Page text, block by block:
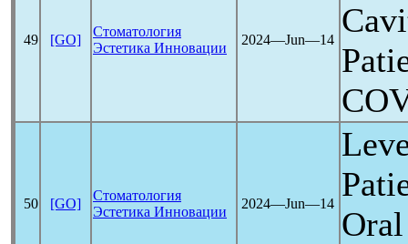
49 [GO]
Стоматология
Эстетика Инновации
2024―Jun―14
50 [GO]
Стоматология
Эстетика Инновации
2024―Jun―14